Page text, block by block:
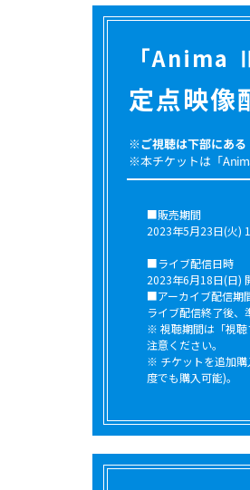
「Anima
定点映像
※ご視聴は下部にある
※本チケットは「
■販売期間
2023年5月23日(火)
■ライブ配信日時
2023年6月18日(日)
■アーカイブ配信期
ライブ配信終了後
※ 視聴期間は「視聴
注意ください。
※ チケットを追加購
度でも購入可能)。